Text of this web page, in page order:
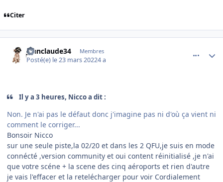
Citer
jeanclaude34 Membres
Posté(e) le 23 mars 20224 a
Il y a 3 heures, Nicco a dit :
Non. Je n'ai pas le défaut donc j'imagine pas ni d'où ça vient ni
comment le corriger...
Bonsoir Nicco
sur une seule piste,la 02/20 et dans les 2 QFU,je suis en mode
connécté ,version community et oui content réinitialisé ,je n'ai
que votre scéne + la scene des cinq aéroports et rien d'autre
je vais l'effacer et la retelécharger pour voir Cordialement